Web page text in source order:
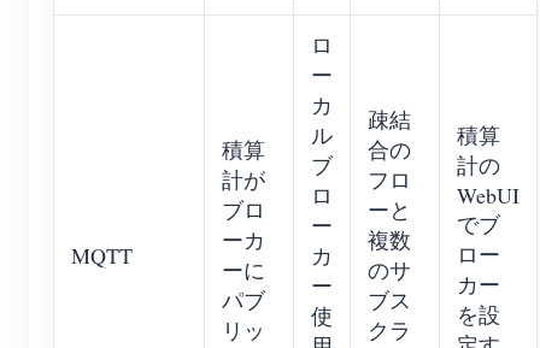
MQTT
積算
計が
ブロ
ーカ
ーに
パブ
リッ
ロ
ー
カ
ル
ブ
ロ
ー
カ
ー
使
疎結
合の
フロ
ーと
複数
のサ
ブス
クラ
積算
計の
WebUI
でブ
ロー
カー
を設